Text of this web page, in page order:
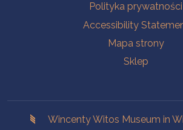
Polityka prywatności
Accessibility
Mapa strony
Sklep
Wincenty Witos Museum in